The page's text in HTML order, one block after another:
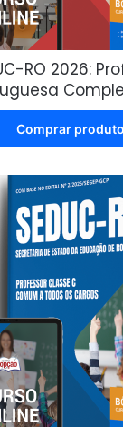
RO 2026:
Comprar produto